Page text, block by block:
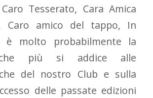
Tesserato, Cara Amica
Caro amico del tappo, In
è molto probabilmente la
più si addice alle
del nostro Club e sulla
delle passate edizioni